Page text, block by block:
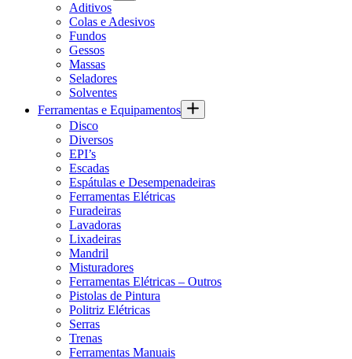
Aditivos
Colas e Adesivos
Fundos
Gessos
Massas
Seladores
Solventes
Ferramentas e Equipamentos
Disco
Diversos
EPI’s
Escadas
Espátulas e Desempenadeiras
Ferramentas Elétricas
Furadeiras
Lavadoras
Lixadeiras
Mandril
Misturadores
Ferramentas Elétricas – Outros
Pistolas de Pintura
Politriz Elétricas
Serras
Trenas
Ferramentas Manuais